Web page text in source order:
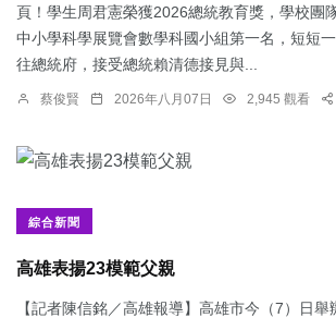
頁！學生周君憲榮獲2026總統教育獎，學校團
中小學科學展覽會數學科國小組第一名，短短
往總統府，接受總統賴清德接見與...
蔡俊賢 2026年八月07日 2,945 觀看
綜合新聞
​高雄表揚23模範父親
【記者陳信銘／高雄報導】高雄市今（7）日